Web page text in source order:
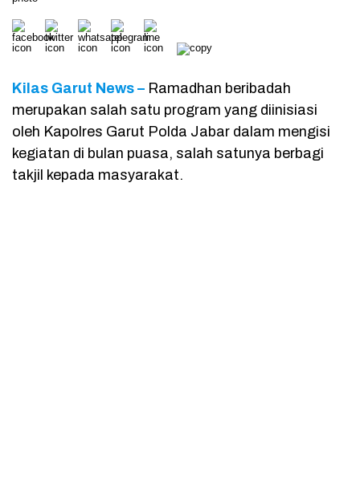
Kilas Garut News – Ramadhan beribadah
merupakan salah satu program yang diinisiasi
oleh Kapolres Garut Polda Jabar dalam mengisi
kegiatan di bulan puasa, salah satunya berbagi
takjil kepada masyarakat.